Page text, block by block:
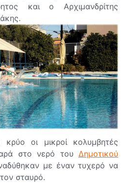
και ο Αρχιμανδρίτης
οι μικροί κολυμβητές
στο νερό του Δημοτικού
με έναν τυχερό να
σταυρό.